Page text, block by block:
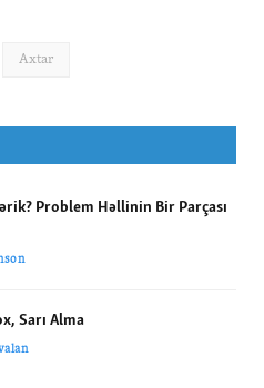
Problem Həllinin Bir Parçası
Sarı Alma